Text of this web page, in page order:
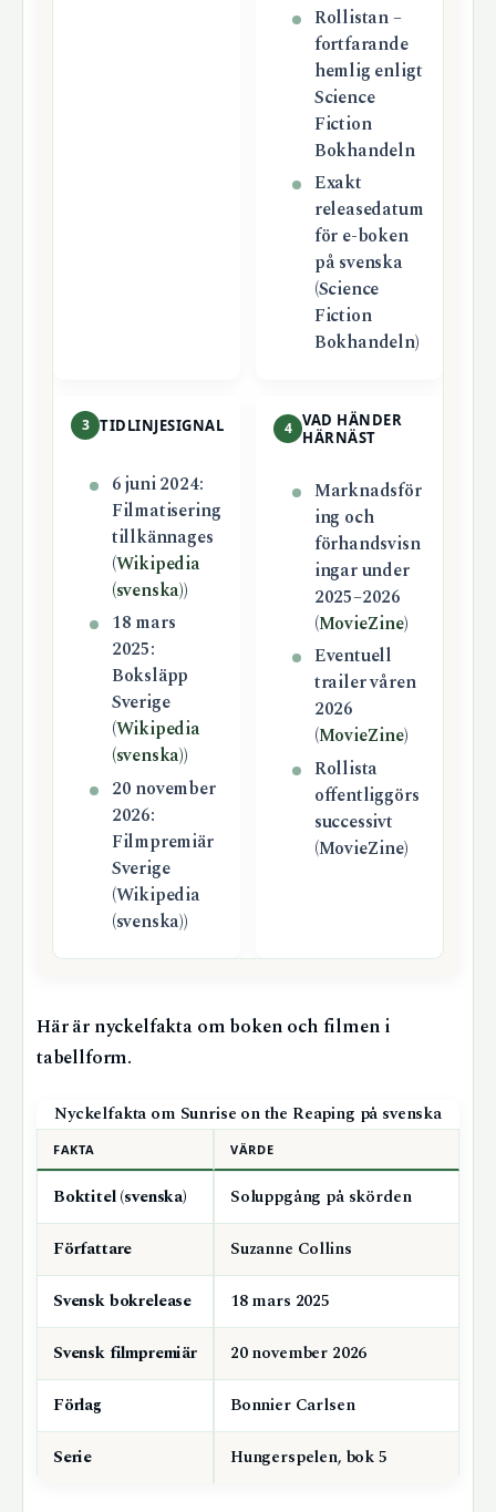
Rollistan –
fortfarande
hemlig enligt
Science
Fiction
Bokhandeln
Exakt
releasedatum
för e-boken
på svenska
(Science
Fiction
Bokhandeln)
3 TIDLINJESIGNAL
6 juni 2024:
Filmatisering
tillkännages
(Wikipedia
(svenska))
18 mars
2025:
Boksläpp
Sverige
(Wikipedia
(svenska))
20 november
2026:
Filmpremiär
Sverige
(Wikipedia
(svenska))
4 VAD HÄNDER
HÄRNÄST
Marknadsför
ing och
förhandsvisn
ingar under
2025–2026
(MovieZine)
Eventuell
trailer våren
2026
(MovieZine)
Rollista
offentliggörs
successivt
(MovieZine)
Här är nyckelfakta om boken och filmen i
tabellform.
Nyckelfakta om Sunrise on the Reaping på svenska
FAKTA VÄRDE
Boktitel (svenska) Soluppgång på skörden
Författare Suzanne Collins
Svensk bokrelease 18 mars 2025
Svensk filmpremiär 20 november 2026
Förlag Bonnier Carlsen
Serie Hungerspelen, bok 5